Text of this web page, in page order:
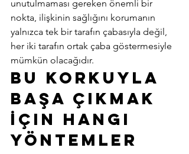
unutulmaması gereken önemli bir
nokta, ilişkinin sağlığını korumanın
yalnızca tek bir tarafın çabasıyla değil,
her iki tarafın ortak çaba göstermesiyle
mümkün olacağıdır.
Bu Korkuyla
Başa Çıkmak
İçin Hangi
Yöntemler